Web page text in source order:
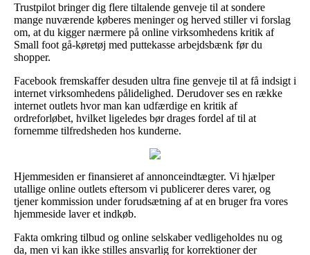
Trustpilot bringer dig flere tiltalende genveje til at sondere
mange nuværende køberes meninger og herved stiller vi forslag
om, at du kigger nærmere på online virksomhedens kritik af
Small foot gå-køretøj med puttekasse arbejdsbænk før du
shopper.
Facebook fremskaffer desuden ultra fine genveje til at få indsigt i
internet virksomhedens pålidelighed. Derudover ses en række
internet outlets hvor man kan udfærdige en kritik af
ordreforløbet, hvilket ligeledes bør drages fordel af til at
fornemme tilfredsheden hos kunderne.
Hjemmesiden er finansieret af annonceindtægter. Vi hjælper
utallige online outlets eftersom vi publicerer deres varer, og
tjener kommission under forudsætning af at en bruger fra vores
hjemmeside laver et indkøb.
Fakta omkring tilbud og online selskaber vedligeholdes nu og
da, men vi kan ikke stilles ansvarlig for korrektioner der